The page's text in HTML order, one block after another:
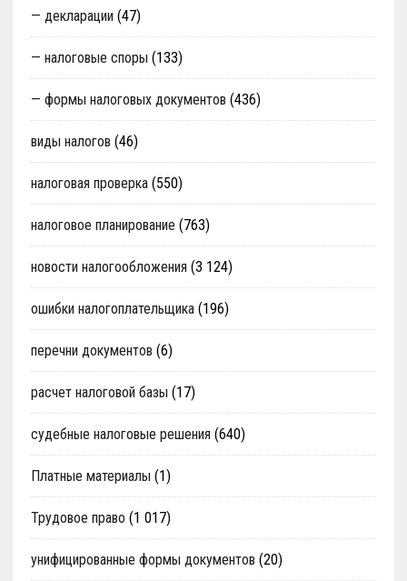
— декларации (47)
— налоговые споры (133)
— формы налоговых документов (436)
виды налогов (46)
налоговая проверка(550)
налоговое планирование (763)
новости налогообложения (3 124)
ошибки налогоплательщика(196)
перечни документов (6)
расчет налоговой базы (17)
судебные налоговые решения (640)
Платные материалы (1)
Трудовое право (1 017)
унифицированные формы документов (20)